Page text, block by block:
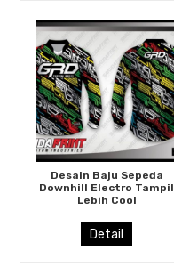
Desain Baju Sepeda
Downhill Electro Tampil
Lebih Cool
Detail